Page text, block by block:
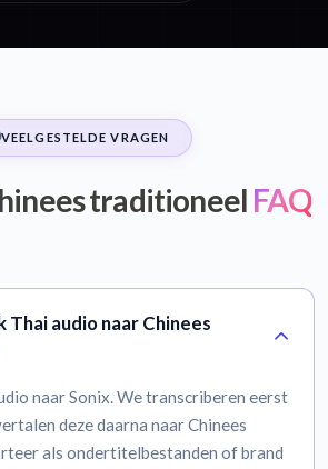
VEELGESTELDE VRAGEN
traditioneel FAQ
Thai audio naar Chinees
naar Sonix. We transcriberen eerst
deze daarna naar Chinees
als ondertitelbestanden of brand